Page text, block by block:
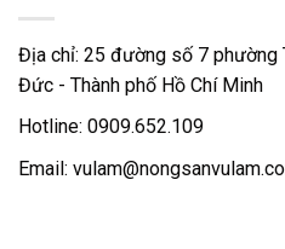
Địa chỉ: 25 đường số 7 phường
Đức - Thành phố Hồ Chí Minh
Hotline: 0909.652.109
Email: